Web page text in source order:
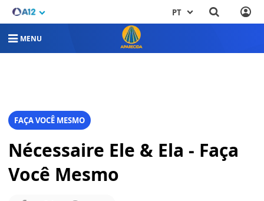
PT
MENU
FAÇA VOCÊ MESMO
Nécessaire Ele & Ela - Faça
Você Mesmo